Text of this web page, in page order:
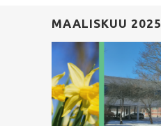
MAALISKUU 2025